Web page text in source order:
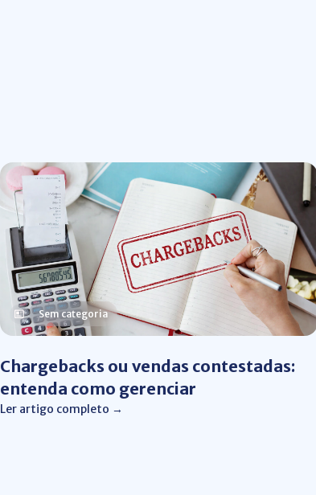
Sem categoria
Chargebacks ou vendas contestadas:
entenda como gerenciar
Ler artigo completo →